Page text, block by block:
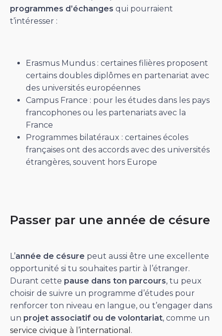
programmes d’échanges qui pourraient
t’intéresser :
Erasmus Mundus : certaines filières proposent
certains doubles diplômes en partenariat avec
des universités européennes
Campus France : pour les études dans les pays
francophones ou les partenariats avec la
France
Programmes bilatéraux : certaines écoles
françaises ont des accords avec des universités
étrangères, souvent hors Europe
Passer par une année de césure
L’année de césure peut aussi être une excellente
opportunité si tu souhaites partir à l’étranger.
Durant cette pause dans ton parcours, tu peux
choisir de suivre un programme d’études pour
renforcer ton niveau en langue, ou t’engager dans
un projet associatif ou de volontariat, comme un
service civique à l’international .